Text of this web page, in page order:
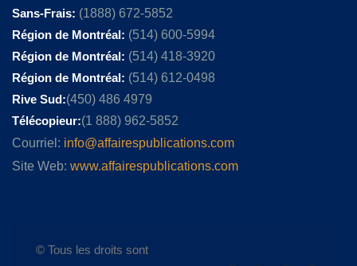
Sans-Frais: (1888) 672-5852
Région de Montréal: (514) 600-5994
Région de Montréal: (514) 418-3920
Région de Montréal: (514) 612-0498
Rive Sud:(450) 486 4979
Télécopieur:(1 888) 962-5852
Courriel: info@affairespublications.com
Site Web: www.affairespublications.com
© Tous les droits sont